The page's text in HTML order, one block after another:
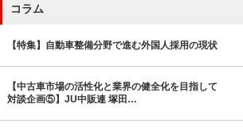
コラム
【特集】自動車整備分野で進む外国人採用の現状
【中古車市場の活性化と業界の健全化を目指して
対談企画⑤】JU中販連 塚田…